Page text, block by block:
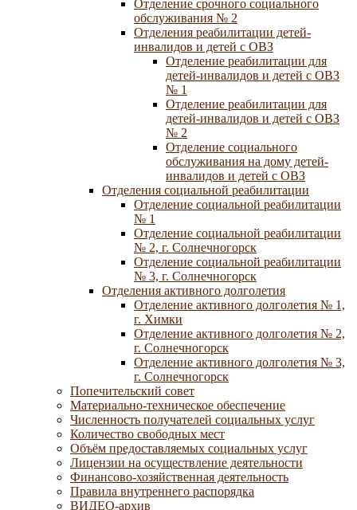
Отделение срочного социального
обслуживания № 2
Отделения реабилитации детей-
инвалидов и детей с ОВЗ
Отделение реабилитации для
детей-инвалидов и детей с ОВЗ
№ 1
Отделение реабилитации для
детей-инвалидов и детей с ОВЗ
№ 2
Отделение социального
обслуживания на дому детей-
инвалидов и детей с ОВЗ
Отделения социальной реабилитации
Отделение социальной реабилитации
№ 1
Отделение социальной реабилитации
№ 2, г. Солнечногорск
Отделение социальной реабилитации
№ 3, г. Солнечногорск
Отделения активного долголетия
Отделение активного долголетия № 1,
г. Химки
Отделение активного долголетия № 2,
г. Солнечногорск
Отделение активного долголетия № 3,
г. Солнечногорск
Попечительский совет
Материально-техническое обеспечение
Численность получателей социальных услуг
Количество свободных мест
Объём предоставляемых социальных услуг
Лицензии на осуществление деятельности
Финансово-хозяйственная деятельность
Правила внутреннего распорядка
ВИДЕО-архив